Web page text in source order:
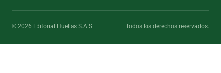
© 2026 Editorial Huellas S.A.S. Todos los derechos reservados.